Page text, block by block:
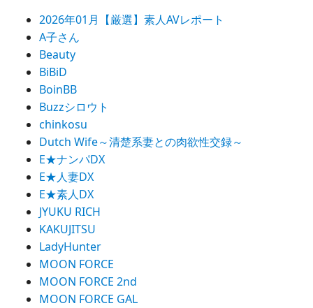
ョ
ン
2026年01月【厳選】素人AVレポート
A子さん
Beauty
BiBiD
BoinBB
Buzzシロウト
chinkosu
Dutch Wife～清楚系妻との肉欲性交録～
E★ナンパDX
E★人妻DX
E★素人DX
JYUKU RICH
KAKUJITSU
LadyHunter
MOON FORCE
MOON FORCE 2nd
MOON FORCE GAL